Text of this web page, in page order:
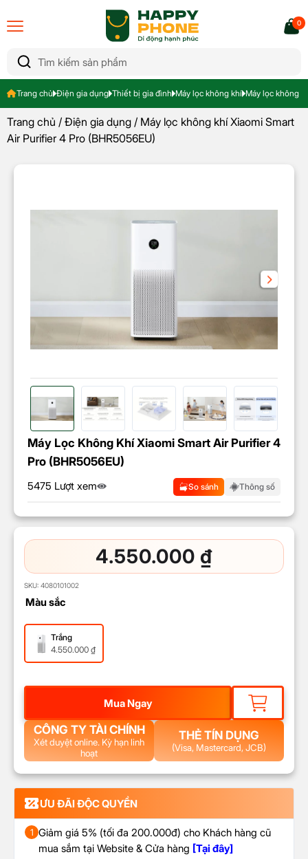
0
Trang chủ Điện gia dụng Thiết bị gia đình Máy lọc không khí Máy lọc không
Trang chủ / Điện gia dụng / Máy lọc không khí Xiaomi Smart
Air Purifier 4 Pro (BHR5056EU)
4.550.000 ₫
SKU: 4080101002
Màu sắc
Trắng
4.550.000 ₫
Mua Ngay
CÔNG TY TÀI CHÍNH
Xét duyệt online. Kỳ hạn linh
hoạt
THẺ TÍN DỤNG
(Visa, Mastercard, JCB)
ƯU ĐÃI ĐỘC QUYỀN
1 Giảm giá 5% (tối đa 200.000đ) cho Khách hàng cũ
mua sắm tại Website & Cửa hàng [Tại đây]
Máy Lọc Không Khí Xiaomi Smart Air Purifier 4
Pro (BHR5056EU)
5475 Lượt xem So sánh Thông số